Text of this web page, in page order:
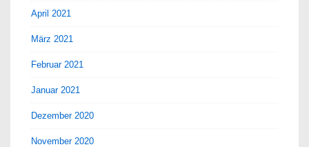
April 2021
März 2021
Februar 2021
Januar 2021
Dezember 2020
November 2020